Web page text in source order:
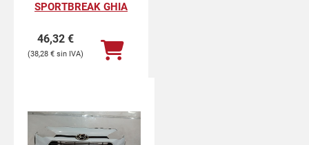
SPORTBREAK GHIA
46,32 €
38,28 €